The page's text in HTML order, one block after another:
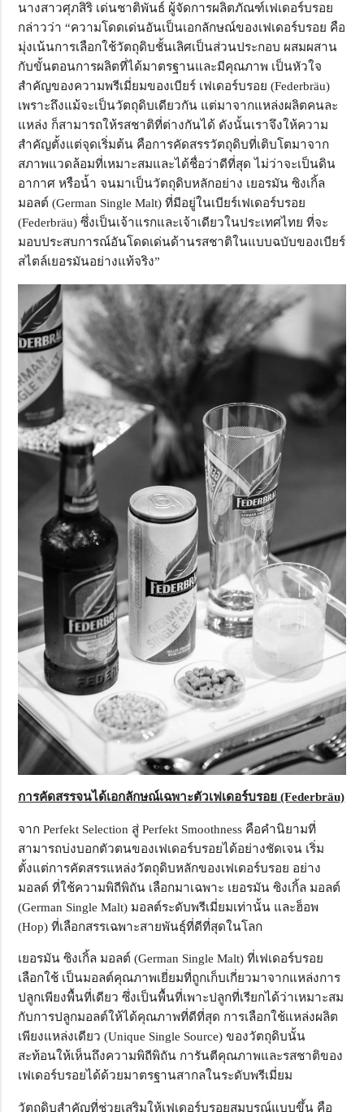
นางสาวศุภสิริ เด่นชาติพันธ์ ผู้จัดการผลิตภัณฑ์เฟเดอร์บรอย
กล่าวว่า “ความโดดเด่นอันเป็นเอกลักษณ์ของเฟเดอร์บรอย คือ
มุ่งเน้นการเลือกใช้วัตถุดิบชั้นเลิศเป็นส่วนประกอบ ผสมผสาน
กับขั้นตอนการผลิตที่ได้มาตรฐานและมีคุณภาพ เป็นหัวใจ
สำคัญของความพรีเมี่ยมของเบียร์ เฟเดอร์บรอย (Federbräu)
เพราะถึงแม้จะเป็นวัตถุดิบเดียวกัน แต่มาจากแหล่งผลิตคนละ
แหล่ง ก็สามารถให้รสชาติที่ต่างกันได้ ดังนั้นเราจึงให้ความ
สำคัญตั้งแต่จุดเริ่มต้น คือการคัดสรรวัตถุดิบที่เติบโตมาจาก
สภาพแวดล้อมที่เหมาะสมและได้ชื่อว่าดีที่สุด ไม่ว่าจะเป็นดิน
อากาศ หรือน้ำ จนมาเป็นวัตถุดิบหลักอย่าง เยอรมัน ซิงเกิ้ล
มอลต์ (German Single Malt) ที่มีอยู่ในเบียร์เฟเดอร์บรอย
(Federbräu) ซึ่งเป็นเจ้าแรกและเจ้าเดียวในประเทศไทย ที่จะ
มอบประสบการณ์อันโดดเด่นด้านรสชาติในแบบฉบับของเบียร์
สไตล์เยอรมันอย่างแท้จริง”
การคัดสรรจนได้เอกลักษณ์เฉพาะตัวเฟเดอร์บรอย(Federbräu)
จาก Perfekt Selection สู่ Perfekt Smoothness คือคำนิยามที่
สามารถบ่งบอกตัวตนของเฟเดอร์บรอยได้อย่างชัดเจน เริ่ม
ตั้งแต่การคัดสรรแหล่งวัตถุดิบหลักของเฟเดอร์บรอย อย่าง
มอลต์ ที่ใช้ความพิถีพิถัน เลือกมาเฉพาะ เยอรมัน ซิงเกิ้ล มอลต์
(German Single Malt) มอลต์ระดับพรีเมี่ยมเท่านั้น และฮ็อพ
(Hop) ที่เลือกสรรเฉพาะสายพันธุ์ที่ดีที่สุดในโลก
เยอรมัน ซิงเกิ้ล มอลต์ (German Single Malt) ที่เฟเดอร์บรอย
เลือกใช้ เป็นมอลต์คุณภาพเยี่ยมที่ถูกเก็บเกี่ยวมาจากแหล่งการ
ปลูกเพียงพื้นที่เดียว ซึ่งเป็นพื้นที่เพาะปลูกที่เรียกได้ว่าเหมาะสม
กับการปลูกมอลต์ให้ได้คุณภาพที่ดีที่สุด การเลือกใช้แหล่งผลิต
เพียงแหล่งเดียว (Unique Single Source) ของวัตถุดิบนั้น
สะท้อนให้เห็นถึงความพิถีพิถัน การันตีคุณภาพและรสชาติของ
เฟเดอร์บรอยได้ด้วยมาตรฐานสากลในระดับพรีเมี่ยม
วัตถุดิบสำคัญที่ช่วยเสริมให้เฟเดอร์บรอยสมบูรณ์แบบขึ้น คือ